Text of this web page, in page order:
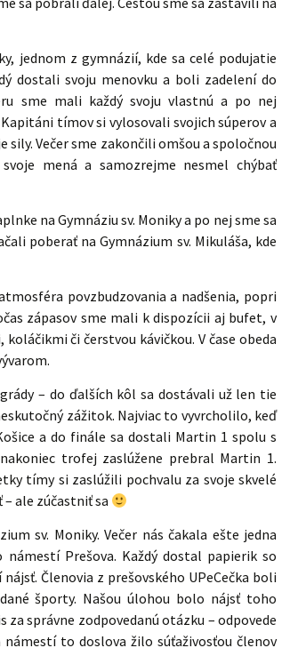
jednom z gymnázií, kde sa celé podujatie
dostali svoju menovku a boli zadelení do
sme mali každý svoju vlastnú a po nej
tímov si vylosovali svojich súperov a
Večer sme zakončili omšou a spoločnou
mená a samozrejme nesmel chýbať
na Gymnáziu sv. Moniky a po nej sme sa
poberať na Gymnázium sv. Mikuláša, kde
povzbudzovania a nadšenia, popri
zápasov sme mali k dispozícii aj bufet, v
či čerstvou kávičkou. V čase obeda
– do ďalších kôl sa dostávali už len tie
zážitok. Najviac to vyvrcholilo, keď
a do finále sa dostali Martin 1 spolu s
trofej zaslúžene prebral Martin 1.
tímy si zaslúžili pochvalu za svoje skvelé
ale zúčastniť sa
sv. Moniky. Večer nás čakala ešte jedna
Prešova. Každý dostal papierik so
Členovia z prešovského UPeCečka boli
športy. Našou úlohou bolo nájsť toho
správne zodpovedanú otázku – odpovede
to doslova žilo súťaživosťou členov